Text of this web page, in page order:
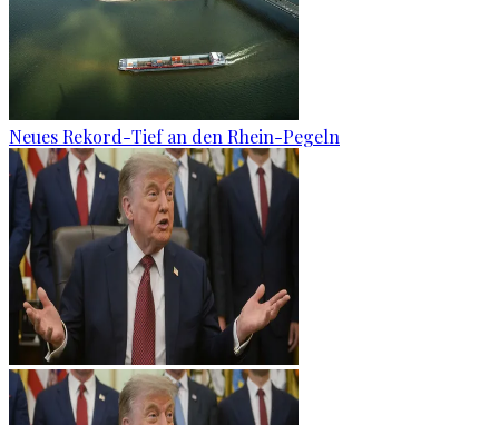
Neues Rekord-Tief an den Rhein-Pegeln